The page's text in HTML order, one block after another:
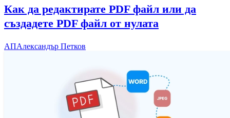
Как да редактирате PDF файл или да
създадете PDF файл от нулата
АПАлександър Петков